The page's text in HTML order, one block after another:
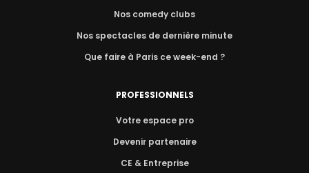
Nos comedy clubs
Nos spectacles de dernière minute
Que faire à Paris ce week-end ?
PROFESSIONNELS
Votre espace pro
Devenir partenaire
CE & Entreprise